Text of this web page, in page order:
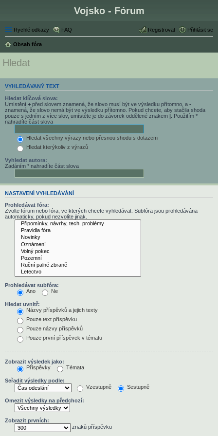
Vojsko - Fórum
Rychlé odkazy FAQ Přihlásit se
Registrovat
Obsah fóra
Hledat
VYHLEDÁVANÝ TEXT
Hledat klíčová slova:
Umístění + před slovem znamená, že slovo musí být ve výsledku přítomno, a -
znamená, že slovo nemá být ve výsledku přítomno. Pokud chcete, aby stačila shoda
pouze s jedním z více slov, umístěte je do závorek oddělené znakem | . Použitím *
nahradíte část slova
Hledat všechny výrazy nebo přesnou shodu s dotazem
Hledat kterýkoliv z výrazů
Vyhledat autora:
Zadáním * nahradíte část slova
NASTAVENÍ VYHLEDÁVÁNÍ
Prohledávat fóra:
Zvolte fórum nebo fóra, ve kterých chcete vyhledávat. Subfóra jsou prohledávána
automaticky, pokud nezvolíte jinak.
Prohledávat subfóra:
Ano
Ne
Hledat uvnitř:
Názvy příspěvků a jejich texty
Pouze text příspěvku
Pouze názvy příspěvků
Pouze první příspěvek v tématu
Zobrazit výsledek jako:
Příspěvky
Témata
Seřadit výsledky podle:
Vzestupně
Sestupně
Omezit výsledky na předchozí:
Zobrazit prvních:
znaků příspěvku